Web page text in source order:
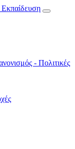
- Πολιτικές